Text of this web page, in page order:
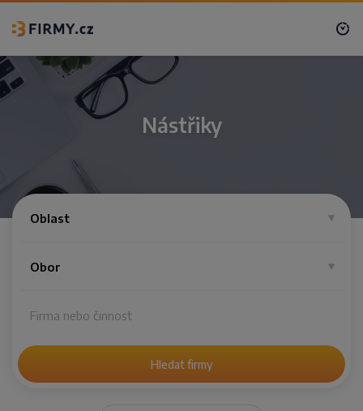
Nástřiky
Oblast
Obor
Hledat firmy